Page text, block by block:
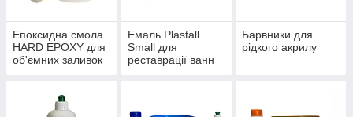
Епоксидна смола
HARD EPOXY для
об'ємних заливок
Емаль Plastall
Small для
реставрації ванн
Барвники для
рідкого акрилу